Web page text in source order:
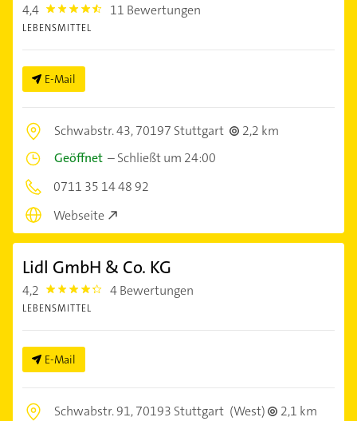
4,4 4.4 11 Bewertungen
LEBENSMITTEL
E-Mail
Schwabstr. 43,70197 Stuttgart
2,2 km
Geöffnet –Schließt um 24:00
0711 35 14 48 92
Webseite
Lidl GmbH & Co. KG
4,2 4.2000003 4 Bewertungen
LEBENSMITTEL
E-Mail
Schwabstr. 91,70193 Stuttgart (West)
2,1 km